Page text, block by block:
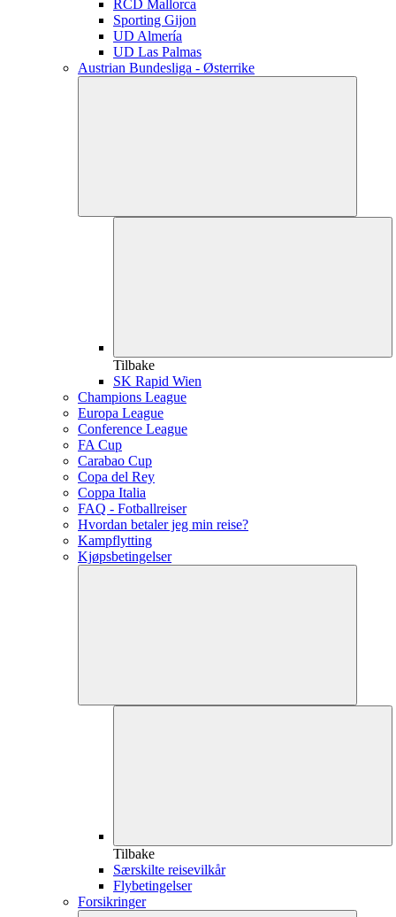
RCD Mallorca
Sporting Gijon
UD Almería
UD Las Palmas
Austrian Bundesliga - Østerrike
Tilbake
SK Rapid Wien
Champions League
Europa League
Conference League
FA Cup
Carabao Cup
Copa del Rey
Coppa Italia
FAQ - Fotballreiser
Hvordan betaler jeg min reise?
Kampflytting
Kjøpsbetingelser
Tilbake
Særskilte reisevilkår
Flybetingelser
Forsikringer